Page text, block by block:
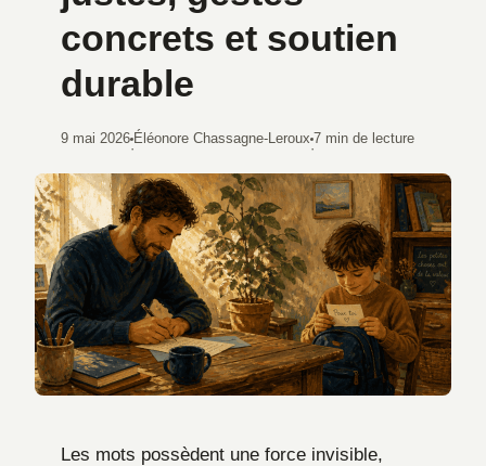
concrets et soutien
durable
9 mai 2026
·
Éléonore Chassagne-Leroux
·
7 min de lecture
Les mots possèdent une force invisible,